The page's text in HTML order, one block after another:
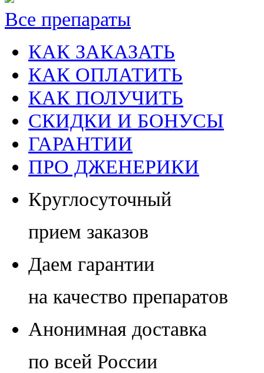
Все препараты
КАК ЗАКАЗАТЬ
КАК ОПЛАТИТЬ
КАК ПОЛУЧИТЬ
СКИДКИ И БОНУСЫ
ГАРАНТИИ
ПРО ДЖЕНЕРИКИ
Круглосуточный
прием заказов
Даем гарантии
на качество препаратов
Анонимная доставка
по всей России